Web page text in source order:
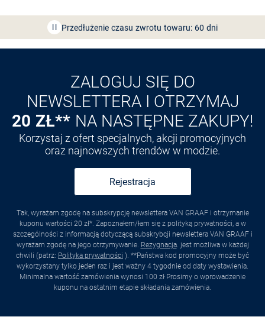
Przedłużenie czasu zwrotu towaru: 60 dni
Odkryj aplikację VANGRAAF
ZALOGUJ SIĘ DO
NEWSLETTERA I OTRZYMAJ
20 ZŁ** NA NASTĘPNE ZAKUPY!
Korzystaj z ofert specjalnych, akcji promocyjnych
oraz najnowszych trendów w modzie.
Rejestracja
Tak, wyrażam zgodę na subskrypcję newslettera VAN GRAAF i otrzymanie
kuponu wartości 20 zł*. Zapoznałem/łam się z polityką prywatności, a w
szczególności z informacją dotyczącą subskrybcji newslettera VAN GRAAF i
wyrażam zgodę na jego otrzymywanie. Rezygnacja. jest możliwa w każdej
chwili (patrz: Polityka prywatności ). **Państwa kod promocyjny może być
wykorzystany tylko jeden raz i jest ważny 4 tygodnie od daty wystawienia.
Minimalna wartość zamówienia wynosi 100 zł Prosimy o wprowadzenie
kuponu na ostatnim etapie składania zamówienia.